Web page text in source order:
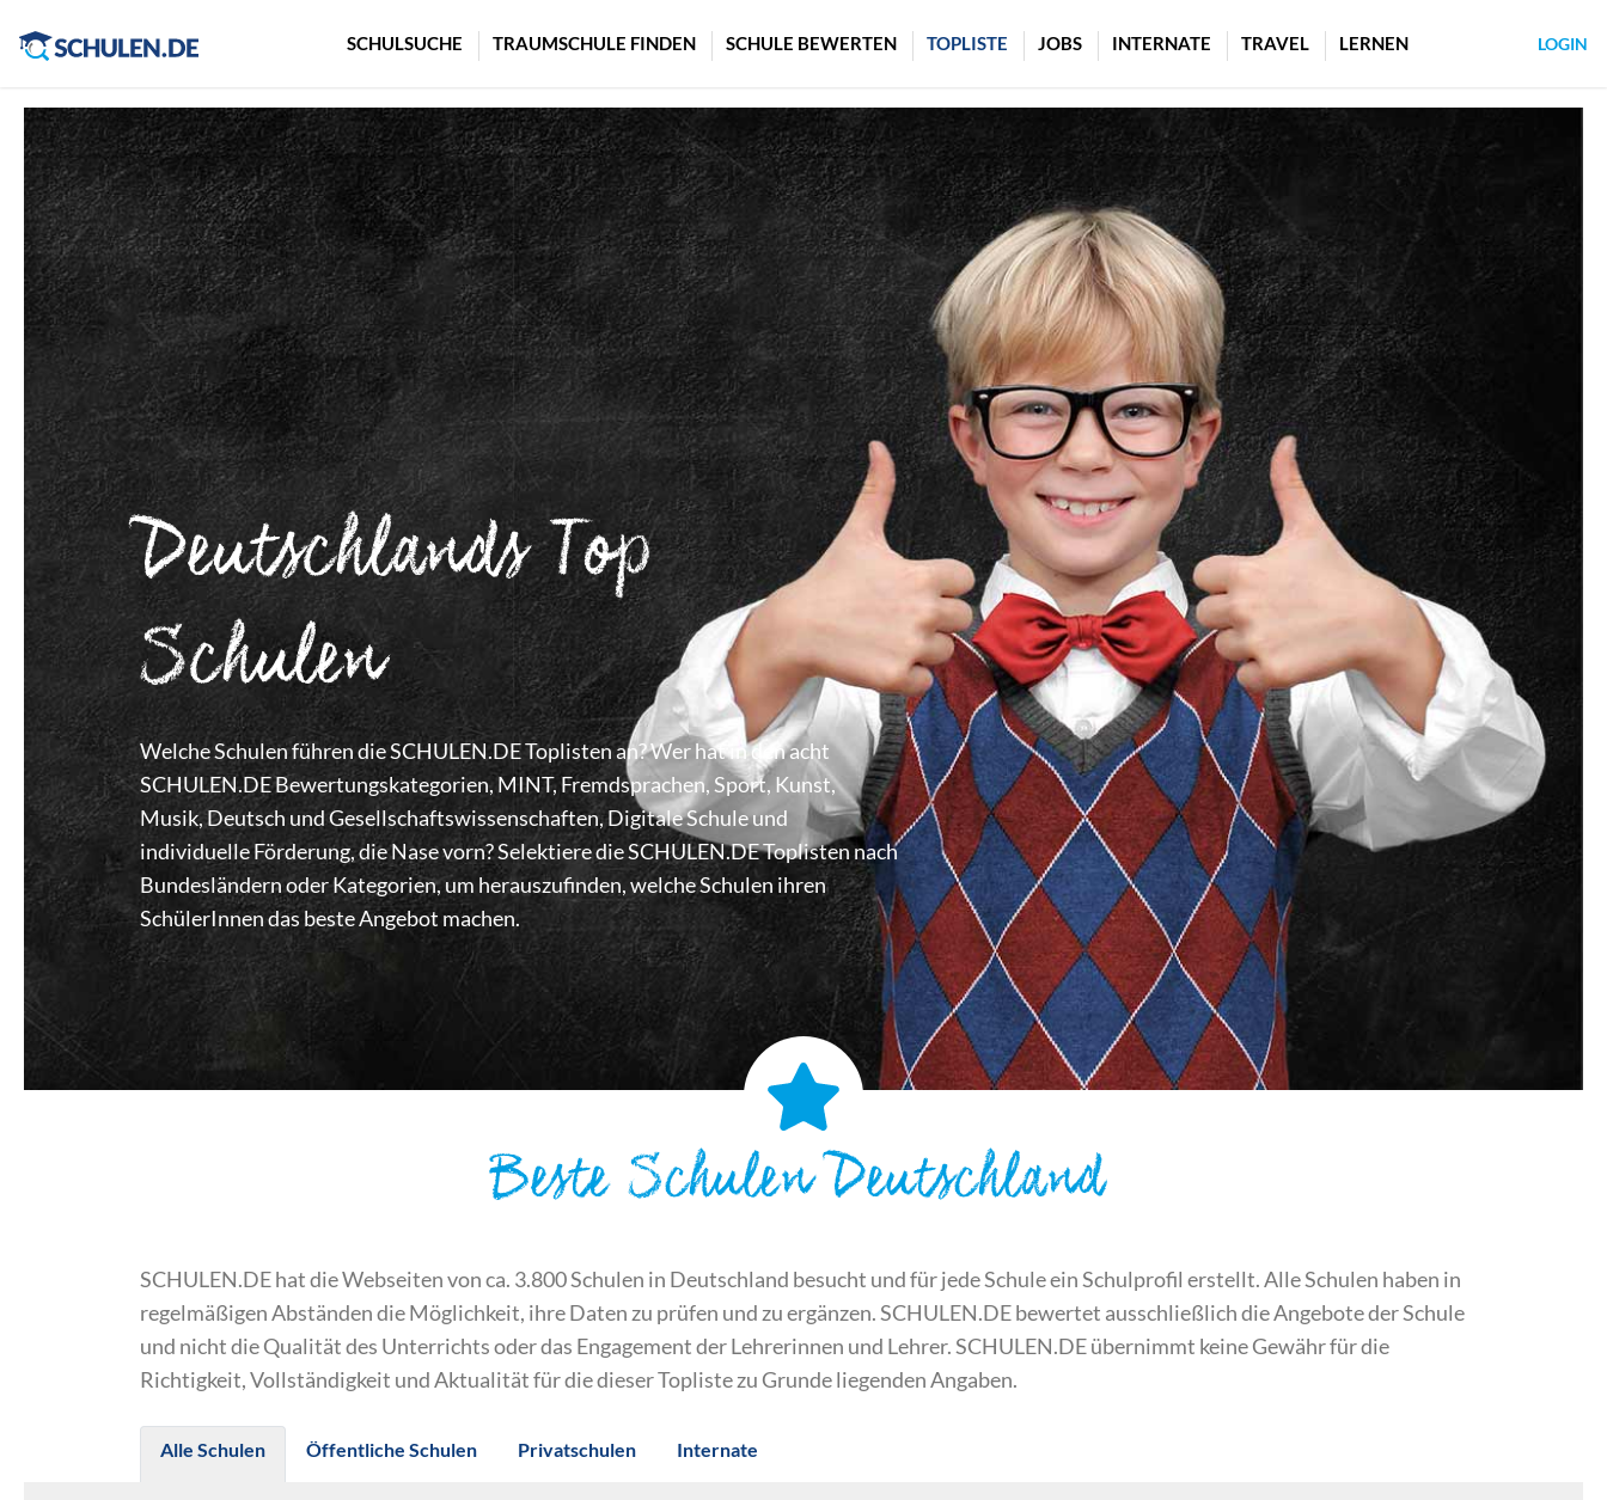
SCHULSUCHE TRAUMSCHULE FINDEN SCHULE BEWERTEN TOPLISTE JOBS INTERNATE TRAVEL LERNEN LOGIN
Deutschlands Top
Schulen
Welche Schulen führen die SCHULEN.DE Toplisten an? Wer hat in den acht
SCHULEN.DE Bewertungskategorien, MINT, Fremdsprachen, Sport, Kunst,
Musik, Deutsch und Gesellschaftswissenschaften, Digitale Schule und
individuelle Förderung, die Nase vorn? Selektiere die SCHULEN.DE Toplisten nach
Bundesländern oder Kategorien, um herauszufinden, welche Schulen ihren
SchülerInnen das beste Angebot machen.
Beste Schulen Deutschland
SCHULEN.DE hat die Webseiten von ca. 3.800 Schulen in Deutschland besucht und für jede Schule ein Schulprofil erstellt. Alle Schulen haben in
regelmäßigen Abständen die Möglichkeit, ihre Daten zu prüfen und zu ergänzen. SCHULEN.DE bewertet ausschließlich die Angebote der Schule
und nicht die Qualität des Unterrichts oder das Engagement der Lehrerinnen und Lehrer. SCHULEN.DE übernimmt keine Gewähr für die
Richtigkeit, Vollständigkeit und Aktualität für die dieser Topliste zu Grunde liegenden Angaben.
Alle Schulen Öffentliche Schulen Privatschulen Internate